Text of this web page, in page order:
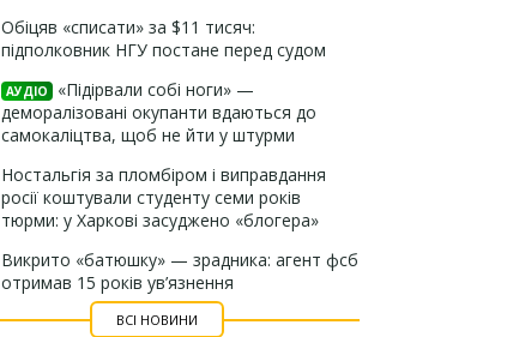
Обіцяв «списати» за $11 тисяч:
підполковник НГУ постане перед судом
АУДІО
«Підірвали собі ноги» —
деморалізовані окупанти вдаються до
самокаліцтва, щоб не йти у штурми
Ностальгія за пломбіром і виправдання
росії коштували студенту семи років
тюрми: у Харкові засуджено «блогера»
Викрито «батюшку» — зрадника: агент фсб
отримав 15 років ув’язнення
ВСІ НОВИНИ